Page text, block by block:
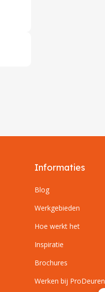
Informaties
Blog
Werkgebieden
Hoe werkt het
Inspiratie
Brochures
Werken bij ProDeuren